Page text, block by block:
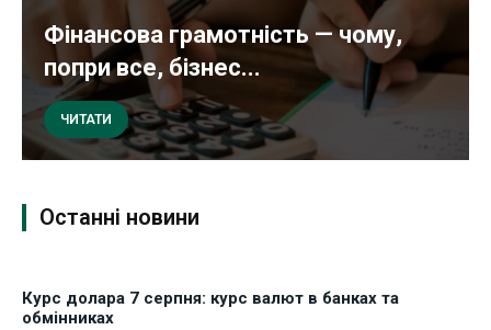
Фінансова грамотність — чому,
попри все, бізнес...
ЧИТАТИ
Останні новини
Курс долара 7 серпня: курс валют в банках та
обмінниках